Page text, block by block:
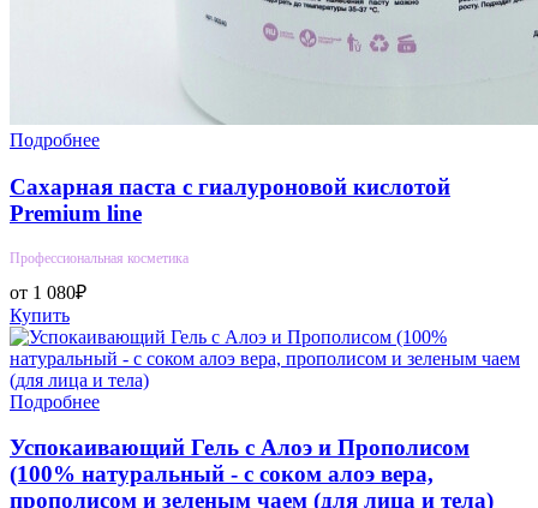
Подробнее
Сахарная паста с гиалуроновой кислотой
Premium line
Профессиональная косметика
от 1 080₽
Купить
Подробнее
Успокаивающий Гель с Алоэ и Прополисом
(100% натуральный - с соком алоэ вера,
прополисом и зеленым чаем (для лица и тела)